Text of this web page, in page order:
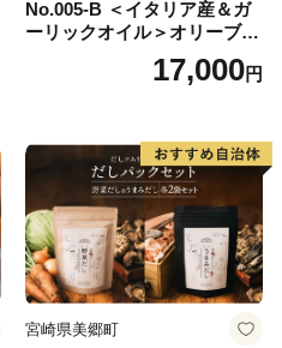
No.005-B ＜イタリア産＆ガ
ーリックオイル＞オリーブオ
イルセット(200ml×2本) 日置
市 特産品 調味料 油 エキスト
ブ】
17,000円
宮崎県美郷町